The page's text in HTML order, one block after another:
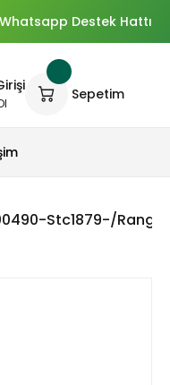
Whatsapp Destek Hattı
Sepetim
Stc1879-/Range